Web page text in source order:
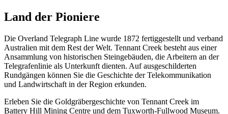
Land der Pioniere
Die Overland Telegraph Line wurde 1872 fertiggestellt und verband
Australien mit dem Rest der Welt. Tennant Creek besteht aus einer
Ansammlung von historischen Steingebäuden, die Arbeitern an der
Telegrafenlinie als Unterkunft dienten. Auf ausgeschilderten
Rundgängen können Sie die Geschichte der Telekommunikation
und Landwirtschaft in der Region erkunden.
Erleben Sie die Goldgräbergeschichte von Tennant Creek im
Battery Hill Mining Centre und dem Tuxworth-Fullwood Museum.